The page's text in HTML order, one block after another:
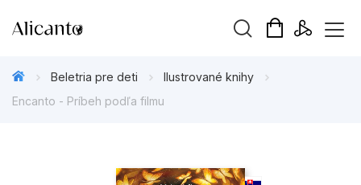
Beletria pre deti
Beletria pre deti
Ilustrované knihy
Encanto - Príbeh podľa filmu